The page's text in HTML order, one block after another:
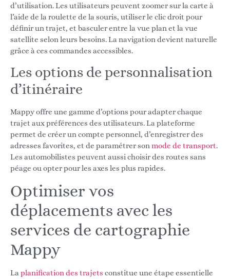
d’utilisation. Les utilisateurs peuvent zoomer sur la carte à
l’aide de la roulette de la souris, utiliser le clic droit pour
définir un trajet, et basculer entre la vue plan et la vue
satellite selon leurs besoins. La navigation devient naturelle
grâce à ces commandes accessibles.
Les options de personnalisation
d’itinéraire
Mappy offre une gamme d’options pour adapter chaque
trajet aux préférences des utilisateurs. La plateforme
permet de créer un compte personnel, d’enregistrer des
adresses favorites, et de paramétrer sonmode de transport.
Les automobilistes peuvent aussi choisir des routes sans
péage ou opter pour les axes les plus rapides.
Optimiser vos
déplacements avec les
services de cartographie
Mappy
La planification des trajets constitue une étape essentielle